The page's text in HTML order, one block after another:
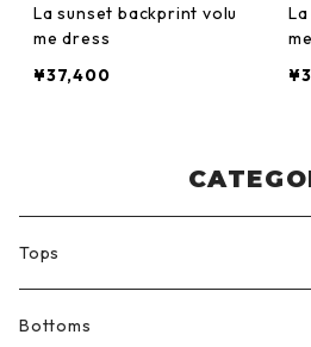
La sunset backprint volu
me dress
¥37,400
Tops
Shirt
Bottoms